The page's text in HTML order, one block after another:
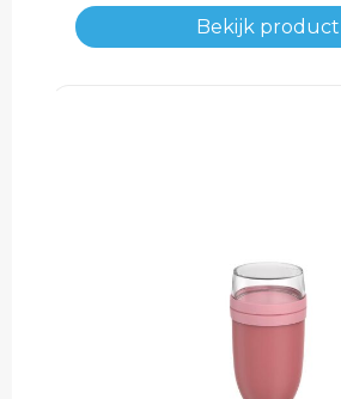
Bekijk product